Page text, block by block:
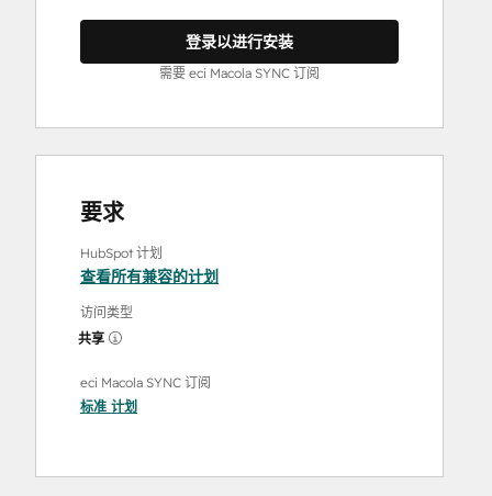
登录以进行安装
需要 eci Macola SYNC 订阅
要求
HubSpot 计划
查看所有兼容的计划
访问类型
共享
eci Macola SYNC 订阅
标准 计划